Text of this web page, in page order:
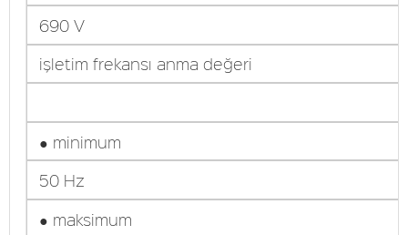
690 V
işletim frekansı anma değeri
● minimum
50 Hz
● maksimum